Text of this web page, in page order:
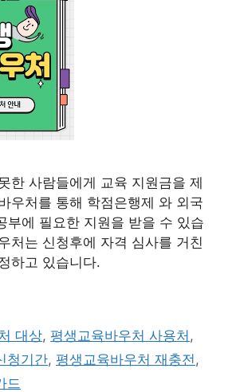
한 사람들에게 교육 지원금을 제
우처를 통해 학점은행제 와 외국
부에 필요한 지원을 받을 수 있습
처는 신청후에 자격 심사를 거친
하고 있습니다.
대상, 평생교육바우처 사용처 ,
청기간, 평생교육바우처 재충전 ,
드